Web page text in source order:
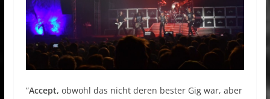
”Accept, obwohl das nicht deren bester Gig war, aber